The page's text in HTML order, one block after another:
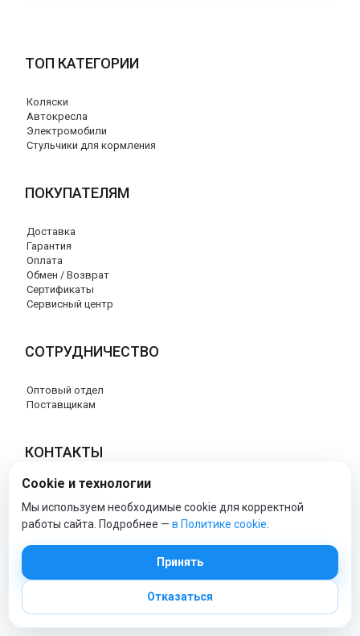
ТОП КАТЕГОРИИ
Коляски
Автокресла
Электромобили
Стульчики для кормления
ПОКУПАТЕЛЯМ
Доставка
Гарантия
Оплата
Обмен / Возврат
Сертификаты
Сервисный центр
СОТРУДНИЧЕСТВО
Оптовый отдел
Поставщикам
КОНТАКТЫ
8 (800) 707-17-56
info@peg-perego-market.ru
© 2026 Официальный сайт Peg Perego
Политика обработки персональных данных
| Политика cookie
Cookie и технологии
Мы используем необходимые cookie для корректной
работы сайта. Подробнее — в Политике cookie
Принять
Отказаться